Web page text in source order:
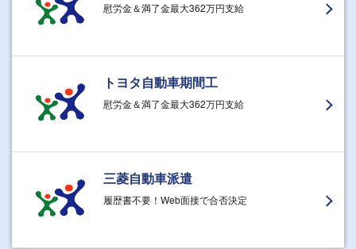
慰労金＆満了金最大362万円支給
トヨタ自動車期間工
慰労金＆満了金最大362万円支給
三菱自動車派遣
履歴書不要！Web面接で合否決定